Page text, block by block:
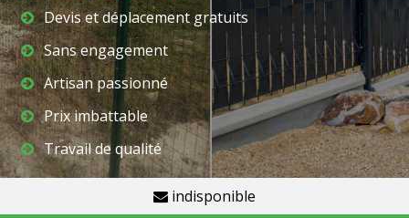
Devis et déplacement gratuits
Sans engagement
Artisan passionné
Prix imbattable
Travail de qualité
indisponible